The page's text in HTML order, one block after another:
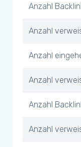
Anzahl
Anzahl
Anzahl
Anzahl
Anzahl
Anzahl